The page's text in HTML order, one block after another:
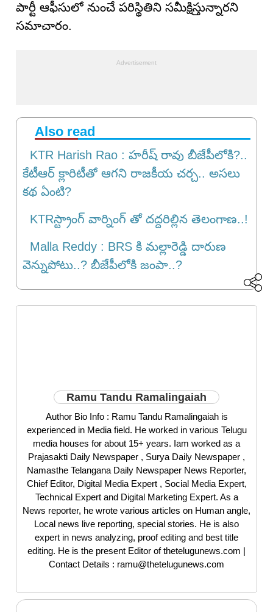
పార్టీ ఆఫీసులో నుంచే పరిస్థితిని సమీక్షిస్తున్నారని
సమాచారం.
Also read
KTR Harish Rao : హరీష్ రావు బీజేపీలోకి?..
కేటీఆర్ క్లారిటీతో ఆగని రాజకీయ చర్చ.. అసలు
కథ ఏంటి?
KTRస్ట్రాంగ్ వార్నింగ్ తో దద్దరిల్లిన తెలంగాణ..!
Malla Reddy : BRS కి మల్లారెడ్డి దారుణ
వెన్నుపోటు..? బీజేపీలోకి జంపా..?
Ramu Tandu Ramalingaiah
Author Bio Info : Ramu Tandu Ramalingaiah is
experienced in Media field. He worked in various Telugu
media houses for about 15+ years. Iam worked as a
Prajasakti Daily Newspaper , Surya Daily Newspaper ,
Namasthe Telangana Daily Newspaper News Reporter,
Chief Editor, Digital Media Expert , Social Media Expert,
Technical Expert and Digital Marketing Expert. As a
News reporter, he wrote various articles on Human angle,
Local news live reporting, special stories. He is also
expert in news analyzing, proof editing and best title
editing. He is the present Editor of thetelugunews.com |
Contact Details : ramu@thetelugunews.com